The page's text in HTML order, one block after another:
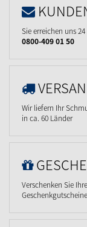
Sie erreichen uns
0800-409 01 50
Wir liefern Ihr
in ca. 60 Länder
Verschenken Sie